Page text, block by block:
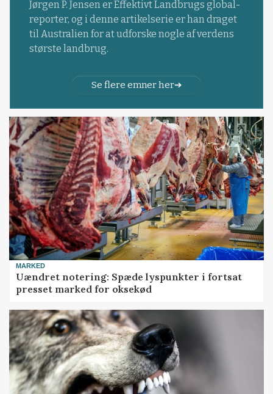
Jørgen P. Jensen er Effektivt Landbrugs global-
reporter, og i denne artikelserie er han draget
til Australien for at udforske nogle af verdens
største landbrug.
Se flere emner her
MARKED
Uændret notering: Spæde lyspunkter i fortsat
presset marked for oksekød